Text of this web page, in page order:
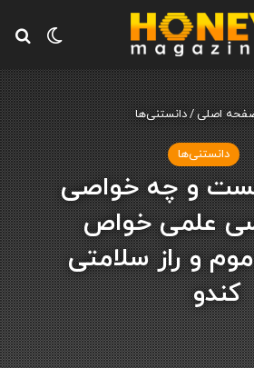
تغییر
اصلی/دانستنی‌ها
دانستنی‌ها
و چه خواصی
علمی خواص
موم و راز سلامتی
کندو